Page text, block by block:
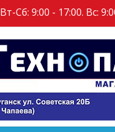
Вт-Сб: 9:00 - 17:00. Вс: